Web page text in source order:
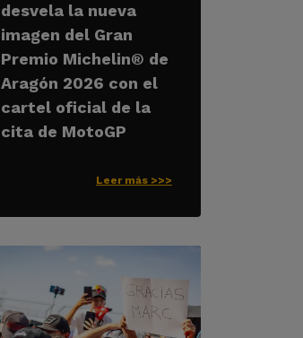
desvela la nueva
imagen del Gran
Premio Michelin® de
Aragón 2026 con el
cartel oficial de la
cita de MotoGP
Leer más >>>